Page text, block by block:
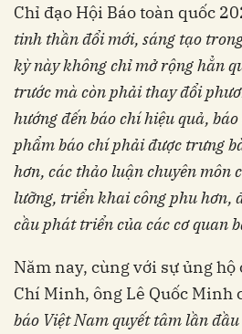
Chỉ đạo Hội Báo toàn quốc
tinh thần đổi mới, sáng tạo
kỳ này không chỉ mở rộng hẳn
trước mà còn phải thay đổi
hướng đến báo chí hiệu quả,
phẩm báo chí phải được trưng
hơn, các thảo luận chuyên môn
lưỡng, triển khai công phu hơn,
cầu phát triển của các cơ quan
Năm nay, cùng với sự ủng hộ
Chí Minh, ông Lê Quốc Minh
báo Việt Nam quyết tâm lần